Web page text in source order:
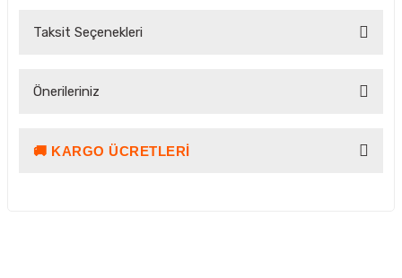
Taksit Seçenekleri
Önerileriniz
Bu ürünün fiyat bilgisi, resim, ürün açıklamalarında ve diğer
🚚 KARGO ÜCRETLERI